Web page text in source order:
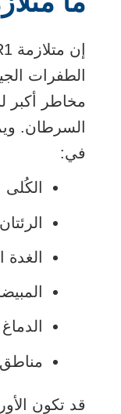
الطفرات
مخاطر أكبر
السرطان.
في:
الكُلى
الرئتان
الغدة
الدماغ
قد تكون